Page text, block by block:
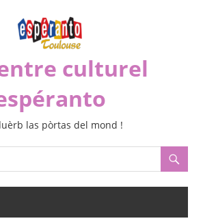
culturel
las pòrtas del mond !